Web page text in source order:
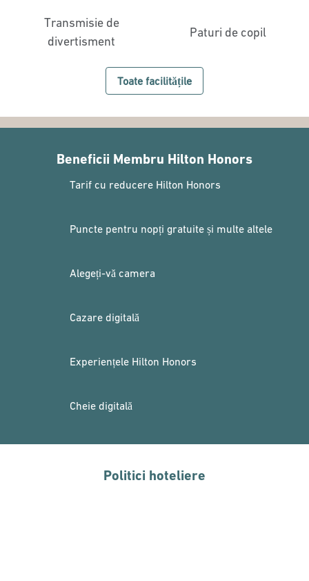
Transmisie de
divertisment
Paturi de copil
Toate facilitățile
Beneficii Membru Hilton Honors
Tarif cu reducere Hilton Honors
Puncte pentru nopți gratuite și multe altele
Alegeți-vă camera
Cazare digitală
Experiențele Hilton Honors
Cheie digitală
Politici hoteliere